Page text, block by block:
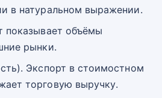
в натуральном выражении.
показывает объёмы
рынки.
Экспорт в стоимостном
торговую выручку.